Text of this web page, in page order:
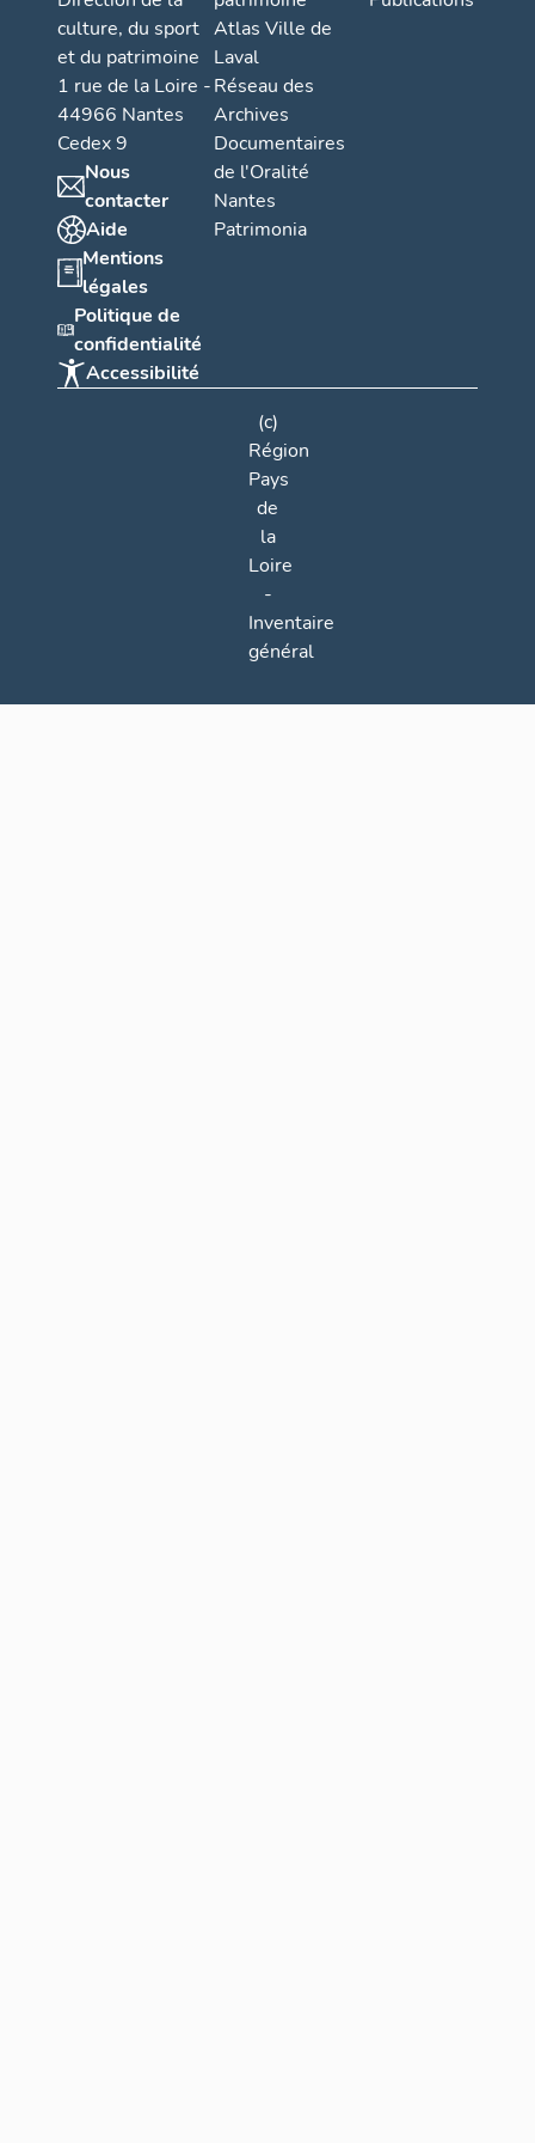
culture, du sport
et du patrimoine
1 rue de la Loire -
44966 Nantes
Cedex 9
Nous
contacter
Aide
Mentions
légales
Politique de
confidentialité
Accessibilité
Atlas Ville de
Laval
Réseau des
Archives
Documentaires
de l'Oralité
Nantes
Patrimonia
(c)
Région
Pays
de
la
Loire
-
Inventaire
général